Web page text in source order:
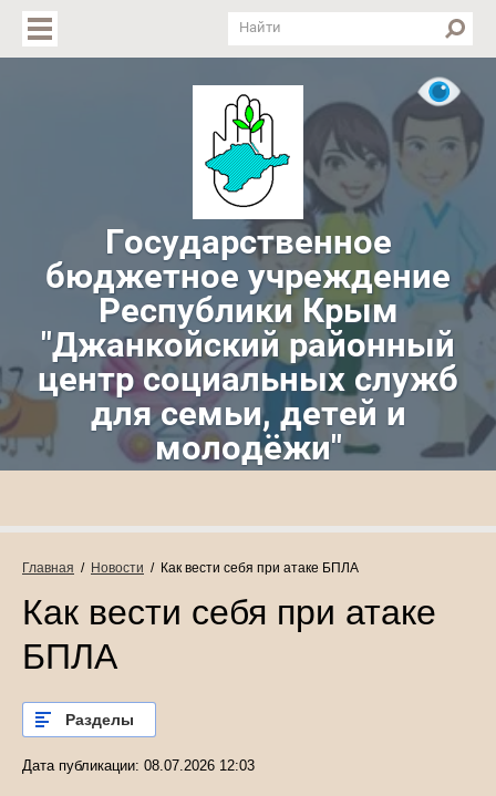
Версия для слабовидящих
Государственное
бюджетное учреждение
Республики Крым
"Джанкойский районный
центр социальных служб
для семьи, детей и
молодёжи"
Главная
  /
Новости
  /  Как вести себя при атаке БПЛА
Как вести себя при атаке
БПЛА
Разделы
Дата публикации: 08.07.2026 12:03